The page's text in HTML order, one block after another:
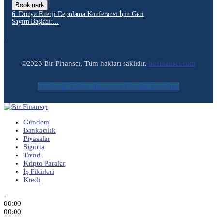
Bookmark
6. Dünya Enerji Depolama Konferansı İçin Geri
Sayım Başladı:...
©2023 Bir Finansçı, Tüm hakları saklıdır. birfinansci.com
Facebook Twitter Instagram Youtube Envelope
Gündem
Bankacılık
Piyasalar
Sigorta
Trend
Kripto Paralar
İş Fikirleri
Kredi
-
00:00
00:00